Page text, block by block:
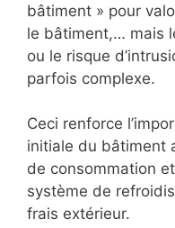
bâtiment » pour
le bâtiment,… mais
ou le risque
parfois complexe.
Ceci renforce
initiale du bâtiment
de consommation
système de
frais extérieur.